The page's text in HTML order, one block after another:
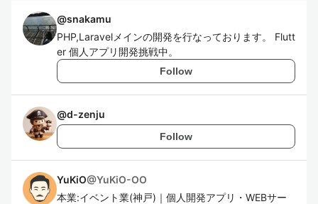
@snakamu
PHP,Laravelメインの開発を行なっております。 Flutt
er 個人アプリ開発挑戦中。
Follow
@d-zenju
Follow
YuKiO@YuKiO-OO
本業:イベント業(神戸)｜個人開発アプリ・WEBサー